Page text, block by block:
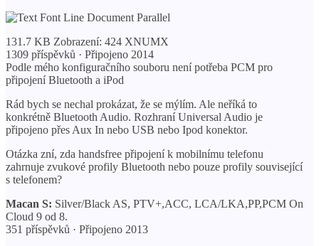
131.7 KB Zobrazení: 424 XNUMX
1309 příspěvků · Připojeno 2014
Podle mého konfiguračního souboru není potřeba PCM pro
připojení Bluetooth a iPod
Rád bych se nechal prokázat, že se mýlím. Ale neříká to
konkrétně Bluetooth Audio. Rozhraní Universal Audio je
připojeno přes Aux In nebo USB nebo Ipod konektor.
Otázka zní, zda handsfree připojení k mobilnímu telefonu
zahrnuje zvukové profily Bluetooth nebo pouze profily související
s telefonem?
Macan S: Silver/Black AS, PTV+,ACC, LCA/LKA,PP,PCM On
Cloud 9 od 8.
351 příspěvků · Připojeno 2013